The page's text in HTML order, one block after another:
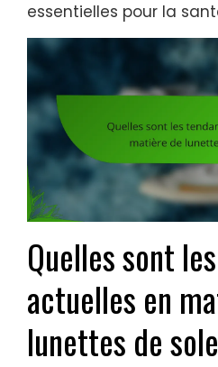
essentielles pour la
Quelles sont
actuelles en
lunettes de